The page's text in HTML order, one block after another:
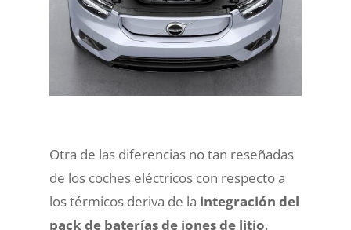
Otra de las diferencias no tan reseñadas
de los coches eléctricos con respecto a
los térmicos deriva de la integración del
pack de baterías de iones de litio.